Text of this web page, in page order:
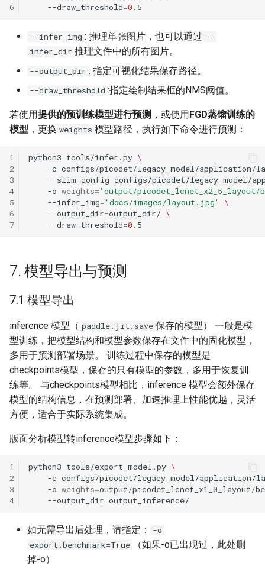
6
--draw_threshold=0
--infer_img : 推理单张图片，也可以通过 --
infer_dir 推理文件中的所有图片。
--output_dir : 指定可视化结果保存路径。
--draw_threshold :指定绘制结果框的NMS阈值。
若使用提供的预训练模型进行预测 ，或使用FGD蒸馏训练的
模型 ，更换 weights 模型路径，执行如下命令进行预测：
1
2
3
4
5
6
7
python3 tools/infer.py \
-c configs/picodet/legacy_model/application/
--slim_config configs/picodet/legacy_model/
-o weights='output/picodet_lcnet_x2_5_layout/
--infer_img='docs/images/layout.jpg'
\
--output_dir=output_dir/ \
--draw_threshold=0
7. 模型导出与预测
7.1 模型导出
inference 模型（ paddle.jit.save 保存的模型） 一般是模
型训练，把模型结构和模型参数保存在文件中的固化模型，
多用于预测部署场景。 训练过程中保存的模型是
checkpoints模型，保存的只有模型的参数，多用于恢复训
练等。 与checkpoints模型相比，inference 模型会额外保存
模型的结构信息，在预测部署、加速推理上性能优越，灵活
方便，适合于实际系统集成。
版面分析模型转inference模型步骤如下：
1
2
3
4
python3 tools/export_model.py \
-c configs/picodet/legacy_model/application/
-o weights=output/picodet_lcnet_x1_0_layout/
--output_dir=
如无需导出后处理，请指定：
-o
export.benchmark=True
（如果-o已出现过，此处删
掉-o）